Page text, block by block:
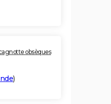
obsèques
)